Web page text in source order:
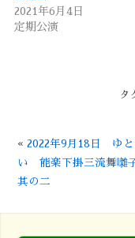
2021年6月4日
定期公演
タ
«2022年9月18日 ゆと
い 能楽下掛三流舞囃
其の二